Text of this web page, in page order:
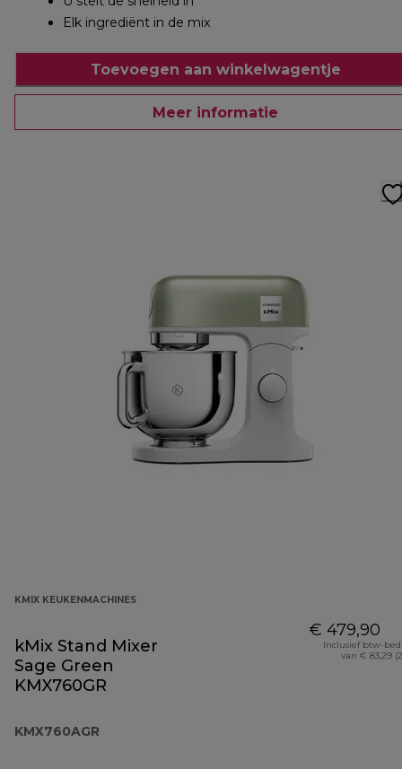
Elk ingrediënt in de mix
Toevoegen aan winkelwagentje
Meer informatie
KMIX KEUKENMACHINES
kMix Stand Mixer
Sage Green
KMX760GR
KMX760AGR
€ 479,90
Inclusief btw-
van € 83,29